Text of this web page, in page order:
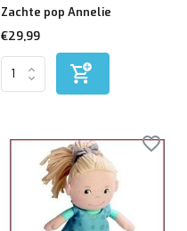
Zachte pop Annelie
€29,99